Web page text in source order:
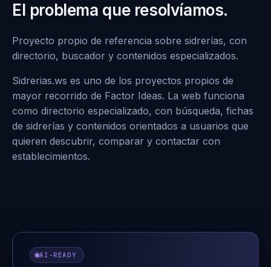
El problema que resolvíamos.
Proyecto propio de referencia sobre sidrerías, con
directorio, buscador y contenidos especializados.
Sidrerias.ws es uno de los proyectos propios de
mayor recorrido de Factor Ideas. La web funciona
como directorio especializado, con búsqueda, fichas
de sidrerías y contenidos orientados a usuarios que
quieren descubrir, comparar y contactar con
establecimientos.
AI-READY